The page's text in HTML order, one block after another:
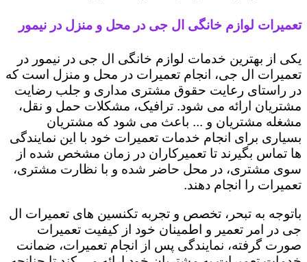
تعمیرات لوازم خانگی ال جی در محل و منزل در نیمور
یکی از بهترین خدمات لوازم خانگی ال جی در نیمور در
تعمیرات ال جی، انجام تعمیرات در محل و منزل است که
در راستای رعایت حقوق مشتری مداری و جلب رضایت
مشتریان ارائه می شود. ترافیک، مشکلات حمل و نقل،
مشغله مشتریان و ... باعث می شود که مشتریان
بسیاری برای انجام خدمات تعمیرات خود با این نمایندگی
ها تماس بگیرند تا تعمیرکاران در زمان مشخص شده از
سوی مشتری، در محل حاضر شده و با نظارت مشتری،
تعمیرات را انجام دهند.
باتوجه به تبحر، تخصص و تجربه تکنسین های تعمیرات ال
جی در امر تعمیر و اطمینان خود از کیفیت تعمیرات
صورت گرفته، نمایندگی پس از انجام تعمیرات، ضمانت